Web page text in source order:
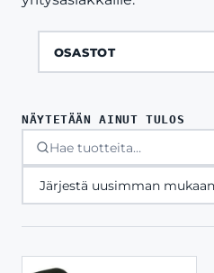
OSASTOT
NÄYTETÄÄN AINUT TULOS